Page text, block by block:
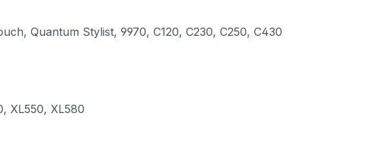
Quantum Stylist, 9970, C120, C230, C250, C430
XL550, XL580